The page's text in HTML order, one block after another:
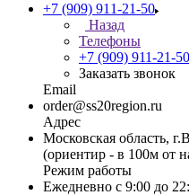
+7 (909) 911-21-50
Назад
Телефоны
+7 (909) 911-21-50
Заказать звонок
Email
order@ss20region.ru
Адрес
Московская область,
(ориентир - в 100м
Режим работы
Ежедневно с 9:00 до